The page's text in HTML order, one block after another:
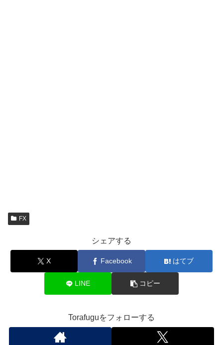
FX
シェアする
X Facebook はてブ
LINE コピー
Torafuguをフォローする